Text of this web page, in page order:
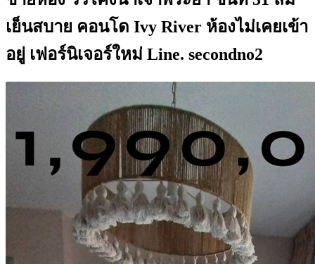
เย็นสบาย คอนโด Ivy River ห้องไม่เคยเข้า
อยู่ เฟอร์นิเจอร์ใหม่ Line. secondno2